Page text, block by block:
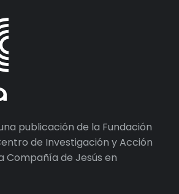
publicación de la Fundación
de Investigación y Acción
Compañía de Jesús en